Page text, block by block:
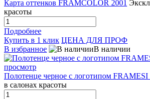
Карта оттенков FRAMCOLOR 2001
красоты
Подробнее
Купить в 1 клик ЦЕНА ДЛЯ ПРОФ
В избранное
В наличии
просмотр
Полотенце черное с логотипом FRAMESI
в салонах красоты